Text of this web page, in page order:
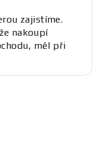
zajistíme.
nakoupí
měl při